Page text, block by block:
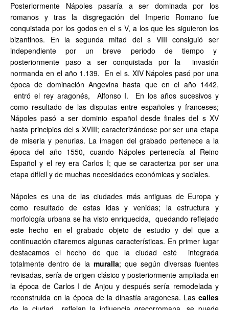
Posteriormente Nápoles pasaría a ser dominada por los
romanos y tras la disgregación del Imperio Romano fue
conquistada por los godos en el s V, a los que les siguieron los
bizantinos. En la segunda mitad del s VIII consiguió ser
independiente por un breve periodo de tiempo y
posteriormente paso a ser conquistada por la invasión
normanda en el año 1.139. En el s. XIV Nápoles pasó por una
época de dominación Angevina hasta que en el año 1442,
entró el rey aragonés, Alfonso I. En los años sucesivos y
como resultado de las disputas entre españoles y franceses;
Nápoles pasó a ser dominio español desde finales del s XV
hasta principios del s XVIII; caracterizándose por ser una etapa
de miseria y penurias. La imagen del grabado pertenece a la
época del año 1550, cuando Nápoles pertenecía al Reino
Español y el rey era Carlos I; que se caracteriza por ser una
etapa difícil y de muchas necesidades económicas y sociales.
Nápoles es una de las ciudades más antiguas de Europa y
como resultado de estas idas y venidas; la estructura y
morfología urbana se ha visto enriquecida, quedando reflejado
este hecho en el grabado objeto de estudio y del que a
continuación citaremos algunas características. En primer lugar
destacamos el hecho de que la ciudad esté integrada
totalmente dentro de la muralla; que según diversas fuentes
revisadas, sería de origen clásico y posteriormente ampliada en
la época de Carlos I de Anjou y después sería remodelada y
reconstruida en la época de la dinastía aragonesa. Las calles